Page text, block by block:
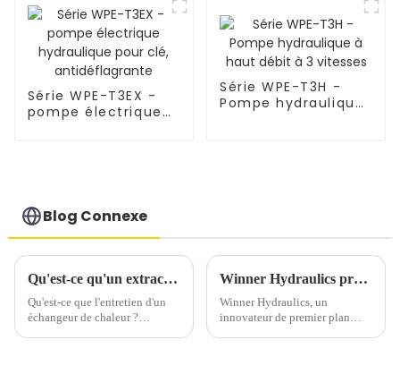
Série WPE-T3EX -
pompe électrique
Série WPE-T3H -
Pompe hydraulique
Blog Connexe
Qu'est-ce qu'un extracteur de faisceau de tubes d'échangeur de chaleur ?
Qu'est-ce que l'entretien d'un
échangeur de chaleur ?
Winner Hydraulics présente une pompe à pied hydraulique pneumatique avancée pour une efficacité industrielle
Winner Hydraulics, un
innovateur de premier plan